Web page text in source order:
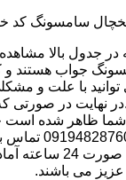
یخچال سامسونگ کد
جواب هستند و
توانید با علت و
نهایت در صورتی
شما ظاهر شده است
توانید با
شرکت سید خندان به
عزیز می باشند.